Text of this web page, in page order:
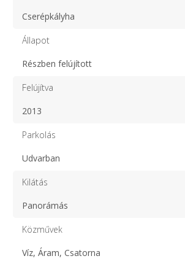
Cserépkályha
Állapot
Részben felújított
Felújítva
2013
Parkolás
Udvarban
Kilátás
Panorámás
Közművek
Víz, Áram, Csatorna